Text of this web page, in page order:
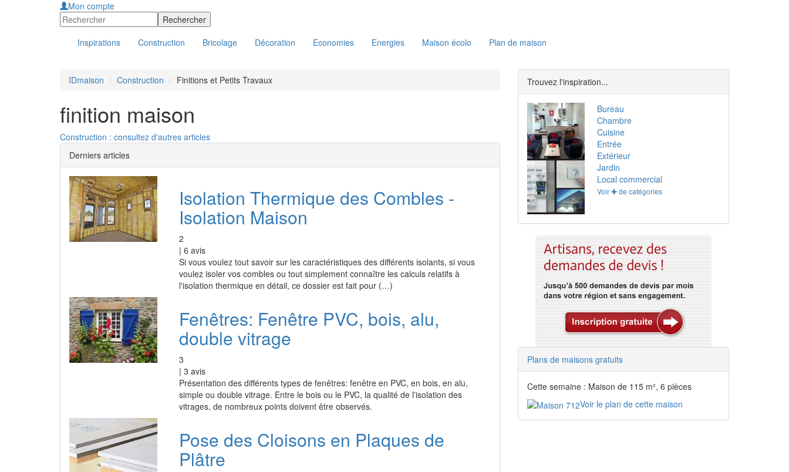
Mon compte
Inspirations Construction Bricolage Décoration Economies Energies Maison écolo Plan de maison
IDmaison Construction Finitions et Petits Travaux
finition maison
Construction : consultez d'autres articles
Derniers articles
Isolation Thermique des Combles -
Isolation Maison
2
| 6 avis
Si vous voulez tout savoir sur les caractéristiques des différents isolants, si vous
voulez isoler vos combles ou tout simplement connaître les calculs relatifs à
l'isolation thermique en détail, ce dossier est fait pour (…)
Fenêtres: Fenêtre PVC, bois, alu,
double vitrage
3
| 3 avis
Présentation des différents types de fenêtres: fenêtre en PVC, en bois, en alu,
simple ou double vitrage. Entre le bois ou le PVC, la qualité de l'isolation des
vitrages, de nombreux points doivent être observés.
Pose des Cloisons en Plaques de
Plâtre
Trouvez l'inspiration...
Bureau
Chambre
Cuisine
Entrée
Extérieur
Jardin
Local commercial
Voir ✚ de catégories
Plans de maisons gratuits
Cette semaine : Maison de 115 m², 6 pièces
Voir le plan de cette maison